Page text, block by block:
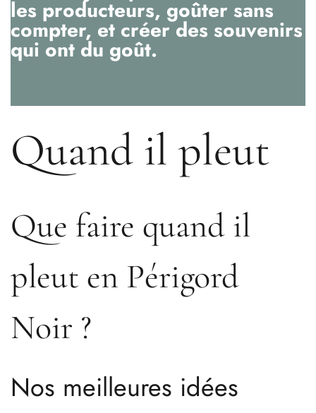
les producteurs, goûter sans
compter, et créer des souvenirs
qui ont du goût.
Quand il pleut
Que faire quand il
pleut en Périgord
Noir ?
Nos meilleures idées